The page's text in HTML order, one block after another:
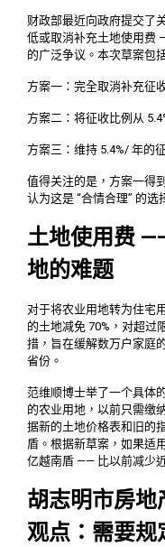
财政部最近向政府提交了
低或取消补充土地使用费
的广泛争议。本次草案包
方案一：完全取消补充征
方案二：将征收比例从
方案三：维持 5.4%/ 年的
值得关注的是，方案一得
认为这是 “合情合理” 的
土地使用费
地的难题
对于将农业用地转为住宅
的土地减免 70%，对超过
措，旨在缓解数万户家庭
省份。
范维顺博士举了一个具体
的农业用地，以前只需缴
据新的土地价格表和旧的
盾。根据新草案，如果适
亿越南盾 —— 比以前减少近
胡志明市房地
观点：需要规